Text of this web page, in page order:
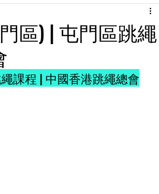
區) | 屯門區跳繩
課程 | 中國香港跳繩總會